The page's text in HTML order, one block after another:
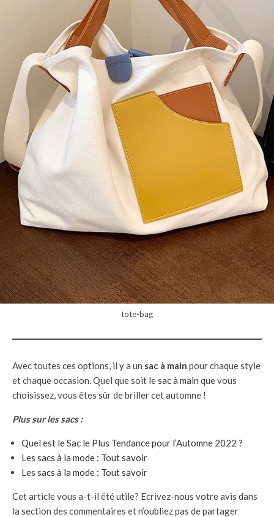
tote-bag
Avec toutes ces options, il y a un sac à main pour chaque style
et chaque occasion. Quel que soit lesac à main que vous
choisissez, vous êtes sûr de briller cet automne !
Plus sur les sacs :
Quel est le Sac le Plus Tendance pour l’Automne 2022 ?
Les sacs à la mode : Tout savoir
Les sacs à la mode : Tout savoir
Cet article vous a-t-il été utile? Ecrivez-nous votre avis dans
la section des commentaires et n’oubliez pas de partager